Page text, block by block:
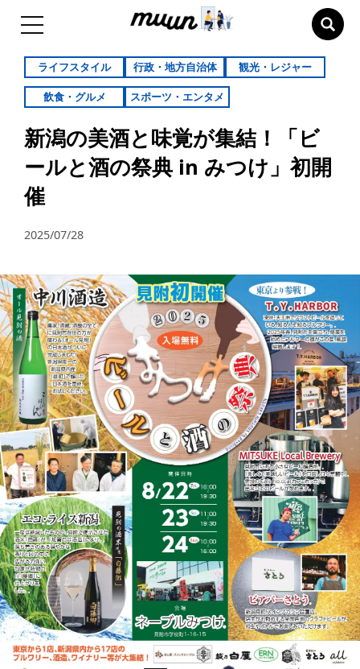
ライフスタイル 行政・地方自治体 観光・レジャー
飲食・グルメ スポーツ・エンタメ
新潟の美酒と味覚が集結！「ビ
ールと酒の祭典 in みつけ」初開
催
2025/07/28